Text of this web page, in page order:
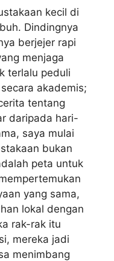
kecil di
Dindingnya
berjejer rapi
menjaga
terlalu peduli
akademis;
tentang
daripada hari-
saya mulai
bukan
peta untuk
yang sama,
lokal dengan
rak-rak itu
mereka jadi
menimbang